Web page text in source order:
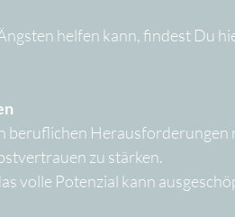
helfen kann, findest Du
beruflichen Herausforderungen
zu stärken.
volle Potenzial kann